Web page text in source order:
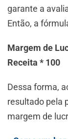
garante a
Então, a
Margem de
Receita * 100
Dessa forma,
resultado pela
margem de